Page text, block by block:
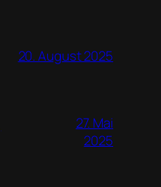
20. August 2025
27. Mai
2025